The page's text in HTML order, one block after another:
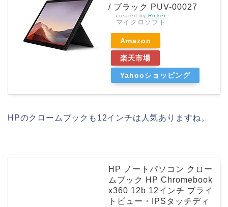
/ ブラック PUV-00027
created by Rinker
マイクロソフト
Amazon
楽天市場
Yahooショッピング
HPのクロームブックも12インチは人気ありますね。
HP ノートパソコン クロー
ムブック HP Chromebook
x360 12b 12インチ ブライ
トビュー・IPSタッチディ